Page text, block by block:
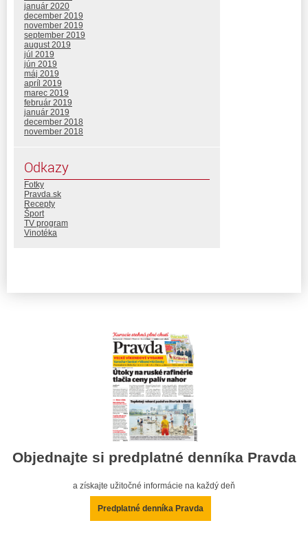
január 2020
december 2019
november 2019
september 2019
august 2019
júl 2019
jún 2019
máj 2019
apríl 2019
marec 2019
február 2019
január 2019
december 2018
november 2018
Odkazy
Fotky
Pravda.sk
Recepty
Šport
TV program
Vinotéka
Objednajte si predplatné denníka Pravda
a získajte užitočné informácie na každý deň
Predplatné denníka Pravda